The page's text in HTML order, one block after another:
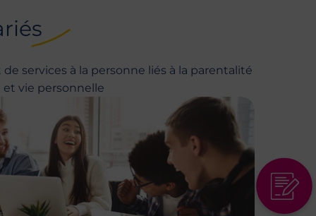
Lien de
services à la personne liés à la parentalité
vie personnelle